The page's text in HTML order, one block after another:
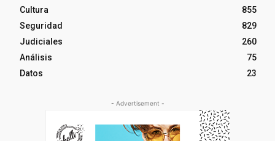
Cultura
855
Seguridad
829
Judiciales
260
Análisis
75
Datos
23
- Advertisement -